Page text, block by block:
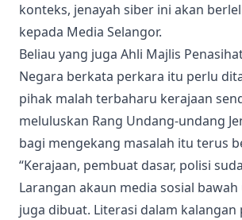
konteks, jenayah siber ini akan
kepada Media Selangor.
Beliau yang juga Ahli Majlis
Negara berkata perkara itu perlu
pihak malah terbaharu kerajaan
meluluskan Rang Undang-undang
bagi mengekang masalah itu terus
“Kerajaan, pembuat dasar, polisi
Larangan akaun media sosial
juga dibuat. Literasi dalam kalangan